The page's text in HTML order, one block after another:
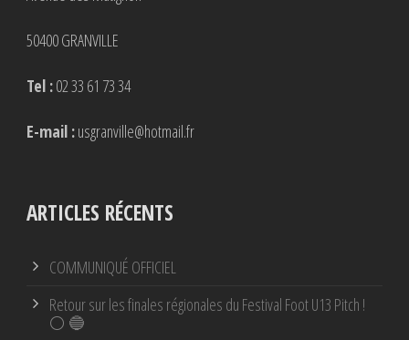
50400 GRANVILLE
Tel :02 33 61 73 34
E-mail :usgranville@hotmail.fr
ARTICLES RÉCENTS
COMMUNIQUÉ OFFICIEL
Retour sur les finales régionales du Festival Foot U13 Pitch !
⚪ 🔵